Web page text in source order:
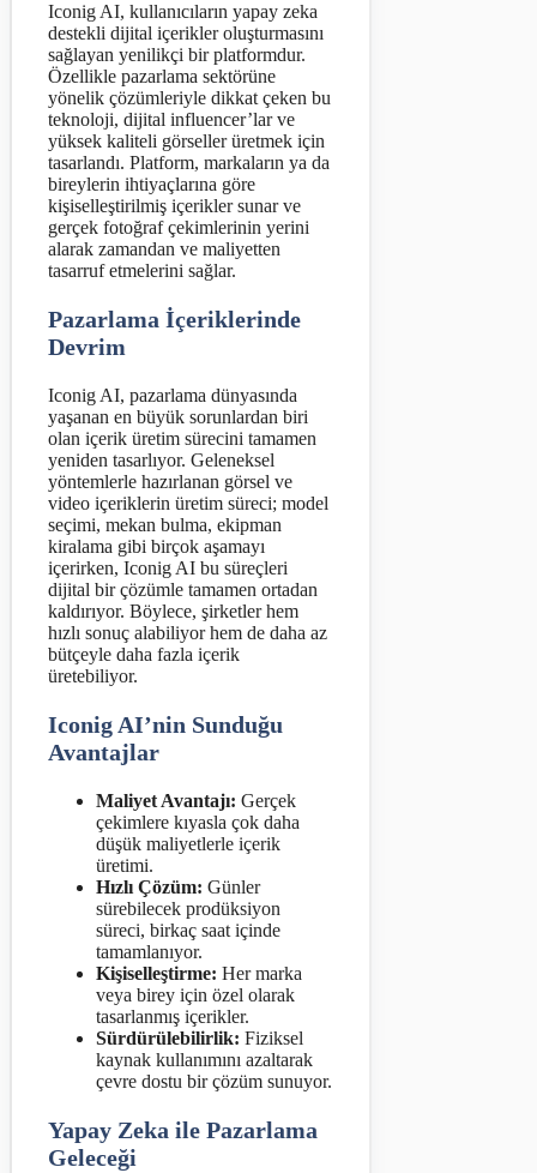
Iconig AI, kullanıcıların yapay zeka
destekli dijital içerikler oluşturmasını
sağlayan yenilikçi bir platformdur.
Özellikle pazarlama sektörüne
yönelik çözümleriyle dikkat çeken bu
teknoloji, dijital influencer’lar ve
yüksek kaliteli görseller üretmek için
tasarlandı. Platform, markaların ya da
bireylerin ihtiyaçlarına göre
kişiselleştirilmiş içerikler sunar ve
gerçek fotoğraf çekimlerinin yerini
alarak zamandan ve maliyetten
tasarruf etmelerini sağlar.
Pazarlama İçeriklerinde
Devrim
Iconig AI, pazarlama dünyasında
yaşanan en büyük sorunlardan biri
olan içerik üretim sürecini tamamen
yeniden tasarlıyor. Geleneksel
yöntemlerle hazırlanan görsel ve
video içeriklerin üretim süreci; model
seçimi, mekan bulma, ekipman
kiralama gibi birçok aşamayı
içerirken, Iconig AI bu süreçleri
dijital bir çözümle tamamen ortadan
kaldırıyor. Böylece, şirketler hem
hızlı sonuç alabiliyor hem de daha az
bütçeyle daha fazla içerik
üretebiliyor.
Iconig AI’nin Sunduğu
Avantajlar
Maliyet Avantajı: Gerçek
çekimlere kıyasla çok daha
düşük maliyetlerle içerik
üretimi.
Hızlı Çözüm: Günler
sürebilecek prodüksiyon
süreci, birkaç saat içinde
tamamlanıyor.
Kişiselleştirme: Her marka
veya birey için özel olarak
tasarlanmış içerikler.
Sürdürülebilirlik: Fiziksel
kaynak kullanımını azaltarak
çevre dostu bir çözüm sunuyor.
Yapay Zeka ile Pazarlama
Geleceği